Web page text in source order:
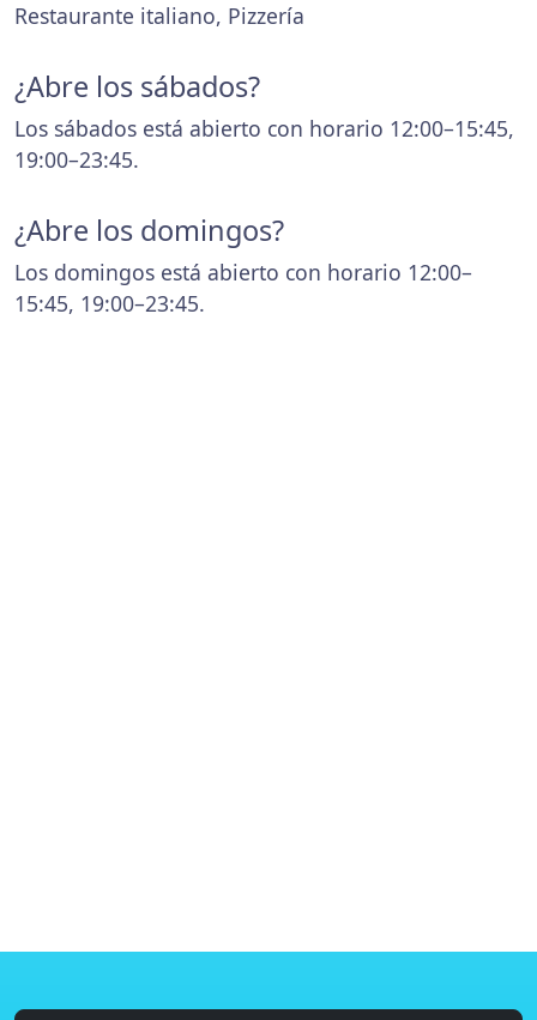
Restaurante italiano, Pizzería
¿Abre los sábados?
Los sábados está abierto con horario 12:00–15:45,
19:00–23:45.
¿Abre los domingos?
Los domingos está abierto con horario 12:00–
15:45, 19:00–23:45.